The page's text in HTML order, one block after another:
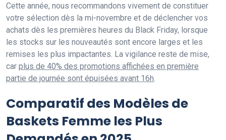
Cette année, nous recommandons vivement de constituer
votre sélection dès la mi-novembre et de déclencher vos
achats dès les premières heures du Black Friday, lorsque
les stocks sur les nouveautés sont encore larges et les
remises les plus impactantes. La vigilance reste de mise,
car plus de 40% des promotions affichées en première
partie de journée sont épuisées avant 16h
Comparatif des Modèles de
Baskets Femme les Plus